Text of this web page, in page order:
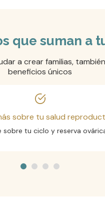
que suman a
a crear familias,
beneficios únicos
sobre tu salud
sobre tu ciclo y reserva